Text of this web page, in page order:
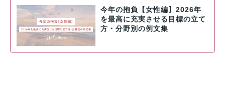
今年の抱負【女性編】2026年
を最高に充実させる目標の立て
方・分野別の例文集